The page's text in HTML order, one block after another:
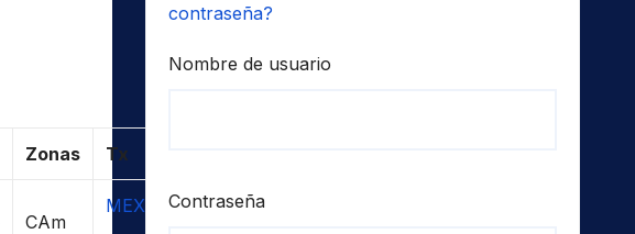
Zonas Tx
CAm
MEX-
contraseña?
Nombre de usuario
Contraseña